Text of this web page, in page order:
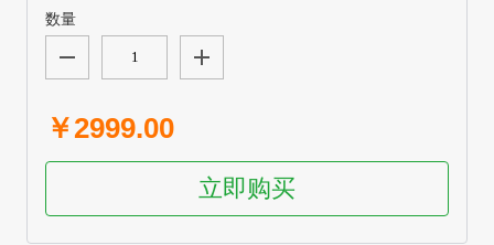
数量
￥2999.00
立即购买